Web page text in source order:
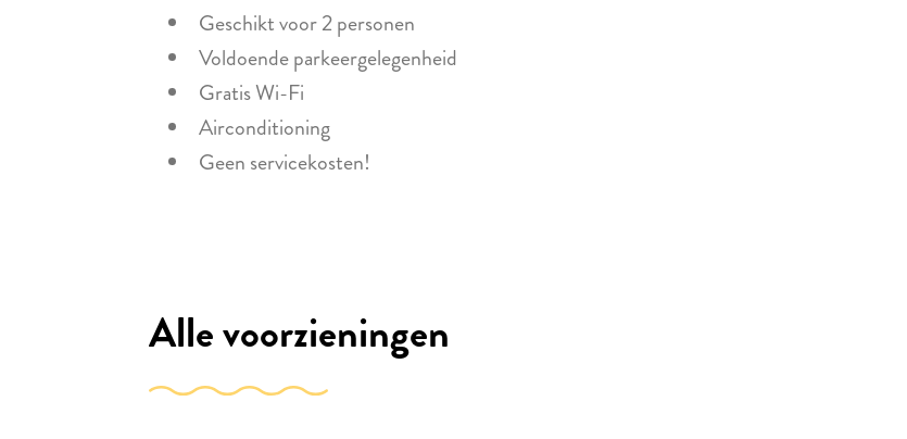
Geschikt voor 2 personen
Voldoende parkeergelegenheid
Gratis Wi-Fi
Airconditioning
Geen servicekosten!
Alle voorzieningen